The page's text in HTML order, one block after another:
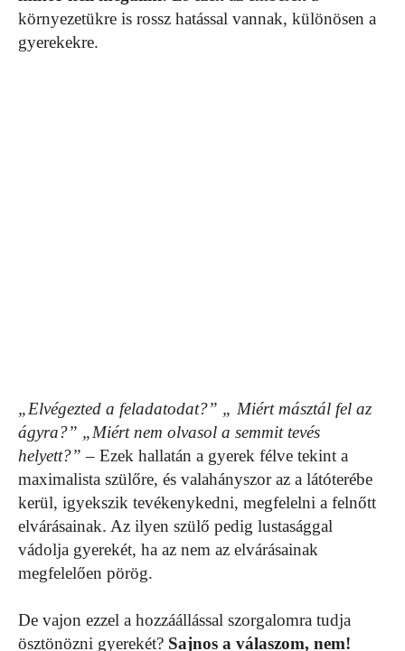
környezetükre is rossz hatással vannak, különösen a
gyerekekre.
„Elvégezted a feladatodat?” „ Miért másztál fel az
ágyra?” „Miért nem olvasol a semmit tevés
helyett?” – Ezek hallatán a gyerek félve tekint a
maximalista szülőre, és valahányszor az a látóterébe
kerül, igyekszik tevékenykedni, megfelelni a felnőtt
elvárásainak. Az ilyen szülő pedig lustasággal
vádolja gyerekét, ha az nem az elvárásainak
megfelelően pörög.
De vajon ezzel a hozzáállással szorgalomra tudja
ösztönözni gyerekét? Sajnos a válaszom, nem!